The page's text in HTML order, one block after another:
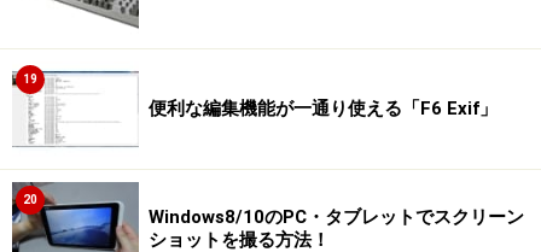
19
便利な編集機能が一通り使える「F6 Exif」
20
Windows8/10のPC・タブレットでスクリーン
ショットを撮る方法！